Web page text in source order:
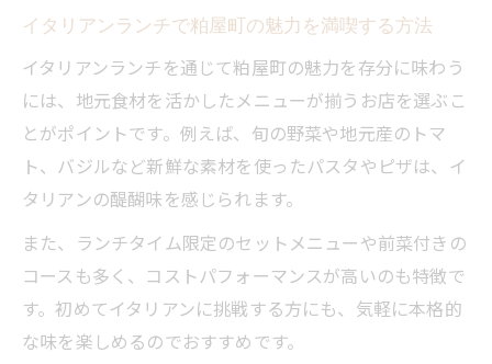
パスタ好きが選ぶイタリアンランチの魅力
解説
飯塚市や糟屋郡の人気パスタランチ徹底調
査
イタリアンランチで味わう絶品パスタの秘
密
粕屋町で出会える本格パスタランチ体験談
糟屋郡で人気のイタリアンランチを徹底比
較
飯塚市で見つける大人のイタリアングルメ
イタリアンランチで粕屋町の魅力を満喫する方法
イタリアンランチを通じて粕屋町の魅力を存分に味わう
には、地元食材を活かしたメニューが揃うお店を選ぶこ
とがポイントです。例えば、旬の野菜や地元産のトマ
ト、バジルなど新鮮な素材を使ったパスタやピザは、イ
タリアンの醍醐味を感じられます。
また、ランチタイム限定のセットメニューや前菜付きの
コースも多く、コストパフォーマンスが高いのも特徴で
す。初めてイタリアンに挑戦する方にも、気軽に本格的
な味を楽しめるのでおすすめです。